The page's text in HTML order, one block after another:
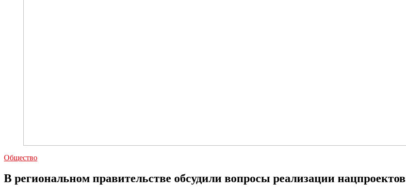
Общество
В региональном правительстве обсудили вопросы реализации нацпроектов